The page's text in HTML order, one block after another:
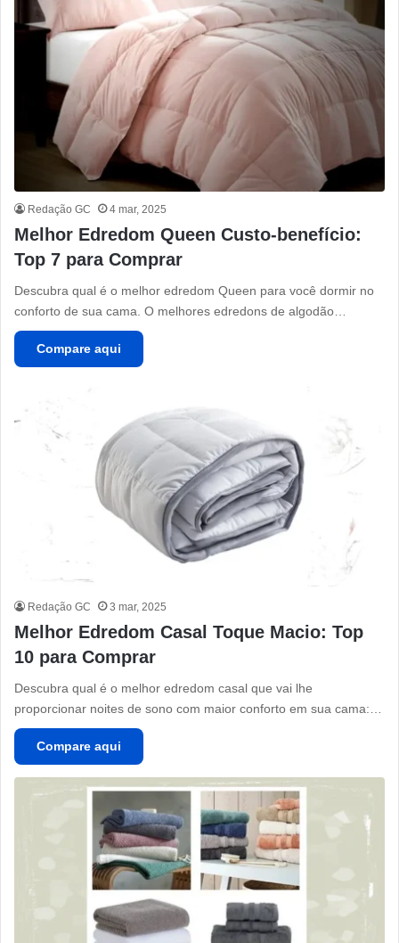
Redação GC 4 mar, 2025
Melhor Edredom Queen Custo-benefício:
Top 7 para Comprar
Descubra qual é o melhor edredom Queen para você dormir no
conforto de sua cama. O melhores edredons de algodão…
Compare aqui
Redação GC 3 mar, 2025
Melhor Edredom Casal Toque Macio: Top
10 para Comprar
Descubra qual é o melhor edredom casal que vai lhe
proporcionar noites de sono com maior conforto em sua cama:…
Compare aqui